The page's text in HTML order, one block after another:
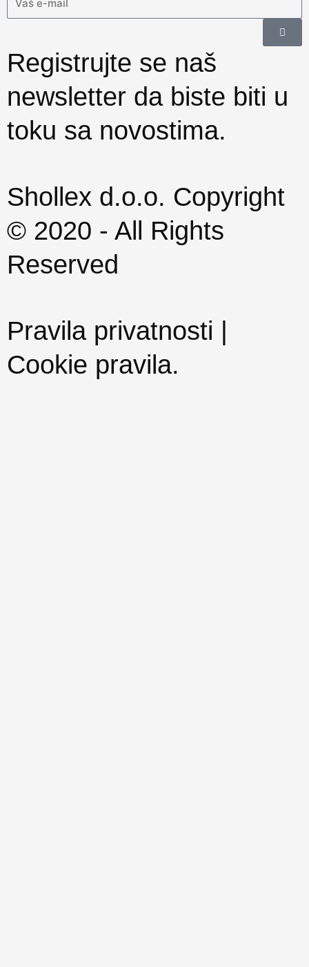
Registrujte se naš
newsletter da biste biti u
toku sa novostima.
Shollex d.o.o. Copyright
© 2020 - All Rights
Reserved
Pravila privatnosti |
Cookie pravila.